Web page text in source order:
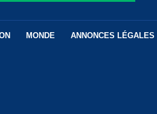
MONDE ANNONCES LÉGALES